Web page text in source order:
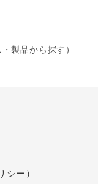
製品から探す）
ー）